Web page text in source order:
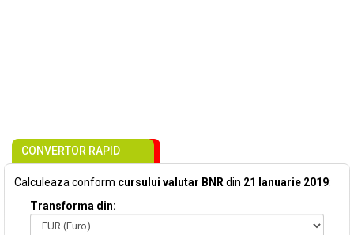
CONVERTOR RAPID
Calculeaza conform cursului valutar BNR din 21 Ianuarie 2019:
Transforma din: